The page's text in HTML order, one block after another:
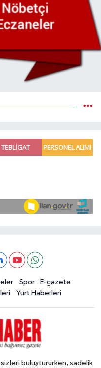
Spor
E-gazete
Yurt Haberleri
buluştururken, sadelik